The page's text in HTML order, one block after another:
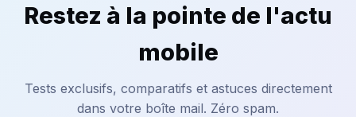
Restez à la pointe de l'actu
mobile
Tests exclusifs, comparatifs et astuces directement
dans votre boîte mail. Zéro spam.